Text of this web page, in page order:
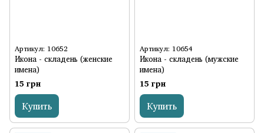
Артикул: 10652
Икона - складень (женские
имена)
15 грн
Купить
Артикул: 10654
Икона - складень (мужские
имена)
15 грн
Купить